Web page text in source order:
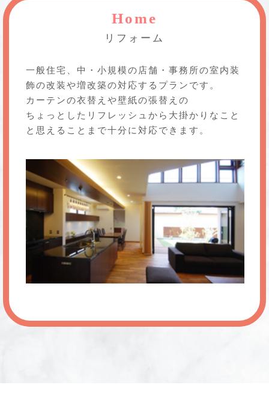
Home
リフォーム
一般住宅、中・小規模の店舗・事務所の室内装
飾の改装や増改築の対応するプランです。
カーテンの衣替えや壁紙の張替えの
ちょっとしたリフレッシュから大掛かりなこと
と思えることまで十分に対応できます。